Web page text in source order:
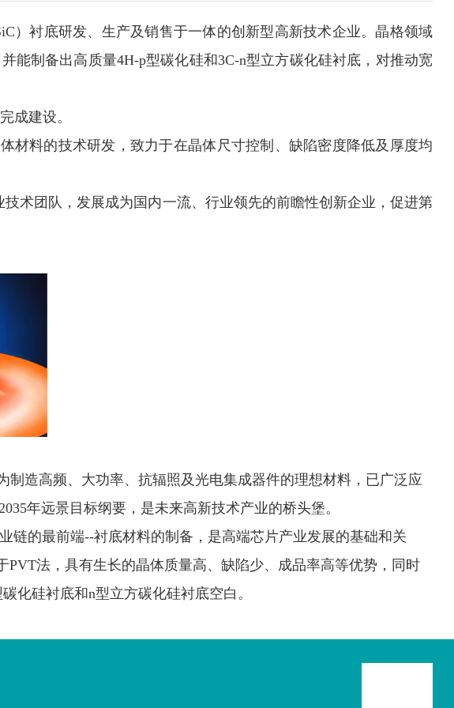
）衬底研发、生产及销售于一体的创新型高新技术企业。晶格领域
能制备出高质量4H-p型碳化硅和3C-n型立方碳化硅衬底，对推动宽
成建设。
材料的技术研发，致力于在晶体尺寸控制、缺陷密度降低及厚度均
术团队，发展成为国内一流、行业领先的前瞻性创新企业，促进第
造高频、大功率、抗辐照及光电集成器件的理想材料，已广泛应
年远景目标纲要，是未来高新技术产业的桥头堡。
的最前端--衬底材料的制备，是高端芯片产业发展的基础和关
PVT法，具有生长的晶体质量高、缺陷少、成品率高等优势，同时
化硅衬底和n型立方碳化硅衬底空白。